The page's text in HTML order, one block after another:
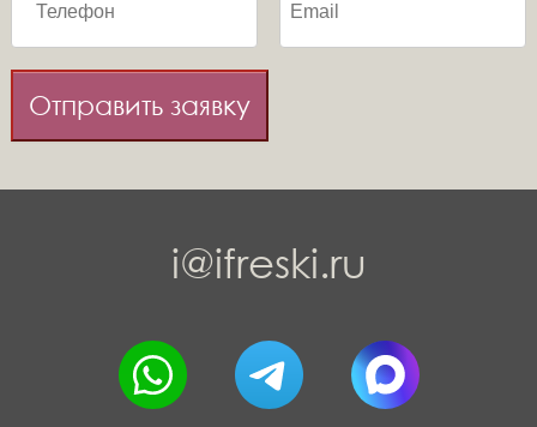
Отправить заявку
i@ifreski.ru